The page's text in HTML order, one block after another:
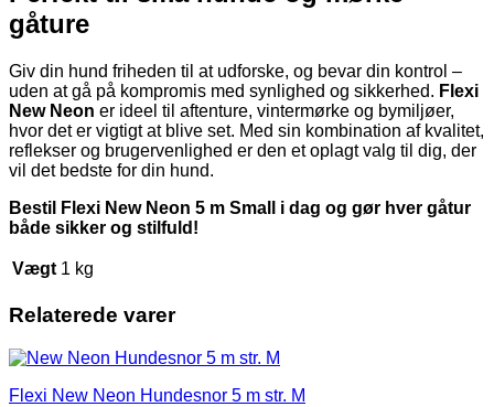
gåture
Giv din hund friheden til at udforske, og bevar din kontrol –
uden at gå på kompromis med synlighed og sikkerhed. Flexi
New Neon er ideel til aftenture, vintermørke og bymiljøer,
hvor det er vigtigt at blive set. Med sin kombination af kvalitet,
reflekser og brugervenlighed er den et oplagt valg til dig, der
vil det bedste for din hund.
Bestil Flexi New Neon 5 m Small i dag og gør hver gåtur
både sikker og stilfuld!
Vægt 1 kg
Relaterede varer
Flexi New Neon Hundesnor 5 m str. M